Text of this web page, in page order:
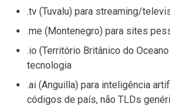
.tv (Tuvalu) para streaming/
.me (Montenegro) para sites
.io (Território Britânico do
tecnologia
.ai (Anguilla) para inteligência
códigos de país, não TLDs